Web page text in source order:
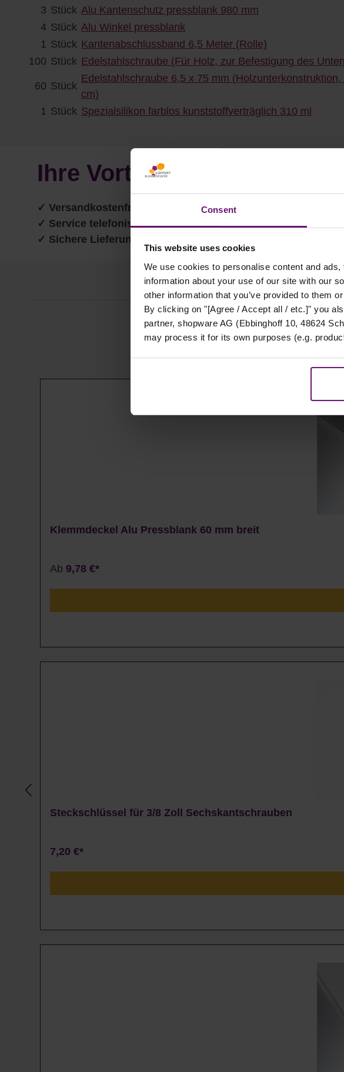
Consent
This website uses cookies
We use cookies to personalise content and
information about your use of our site with our
other information that you’ve provided to them
By clicking on "[Agree / Accept all / etc.]" you
partner, shopware AG (Ebbinghoff 10, 48624
may process it for its own purposes (e.g.
3 Stück Alu Kantenschutz pressblank 980 mm
4 Stück Alu Winkel pressblank
1 Stück Kantenabschlussband 6,5 Meter (Rolle)
100 Stück Edelstahlschraube (Für Holz, zur Befestigung des
60 Stück
Edelstahlschraube 6,5 x 75 mm (Holzunterkonstruktion,
cm)
1 Stück Spezialsilikon farblos kunststoffverträglich 310 ml
Ihre Vorteile in unserem
✓ Versandkostenfrei ab 750€
✓ Service telefonisch & per Mail
✓ Sichere Lieferung
✓ Rabatte
✓
Klemmdeckel Alu Pressblank 60 mm breit
Ab 9,78 €*
Steckschlüssel für 3/8 Zoll Sechskantschrauben
7,20 €*